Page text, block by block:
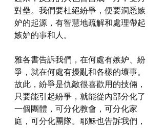
對壘。我們要杜絕紛爭，便要洞悉嫉
妒的起源，有智慧地疏解和處理帶起
嫉妒的事和人。
雅各書告訴我們，在何處有嫉妒、紛
爭，就在何處有擾亂和各樣的壞事。
故此，紛爭是仇敵很喜歡用的技倆，
只要能引起紛爭，就能從內部分化了
一個團體，可分化教會，可分化家
庭，可分化團隊。耶穌也告訴我們，